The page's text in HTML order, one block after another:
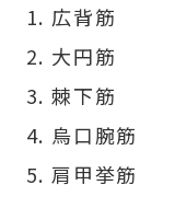
広背筋
大円筋
棘下筋
烏口腕筋
肩甲挙筋